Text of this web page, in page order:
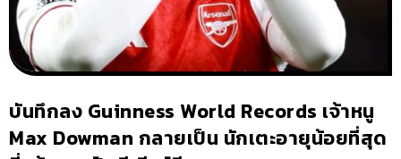
บันทึกลง Guinness World Records เจ้าหนู
Max Dowman กลายเป็น นักเตะอายุน้อยที่สุด